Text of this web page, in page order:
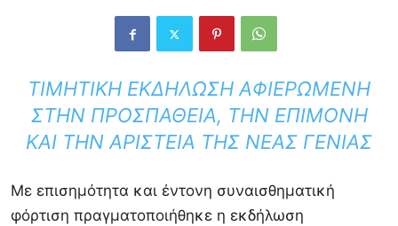
ΤΙΜΗΤΙΚΉ ΕΚΔΉΛΩΣΗ ΑΦΙΕΡΩΜΈΝΗ
ΣΤΗΝ ΠΡΟΣΠΆΘΕΙΑ, ΤΗΝ ΕΠΙΜΟΝΉ
ΚΑΙ ΤΗΝ ΑΡΙΣΤΕΊΑ ΤΗΣ ΝΈΑΣ ΓΕΝΙΆΣ
Με επισημότητα και έντονη συναισθηματική
φόρτιση πραγματοποιήθηκε η εκδήλωση